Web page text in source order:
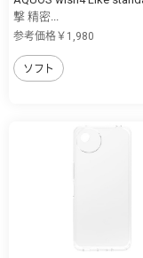
撃 精密...
参考価格￥1,980
ソフト